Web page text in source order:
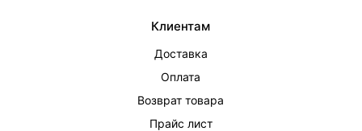
Клиентам
Доставка
Оплата
Возврат товара
Прайс лист